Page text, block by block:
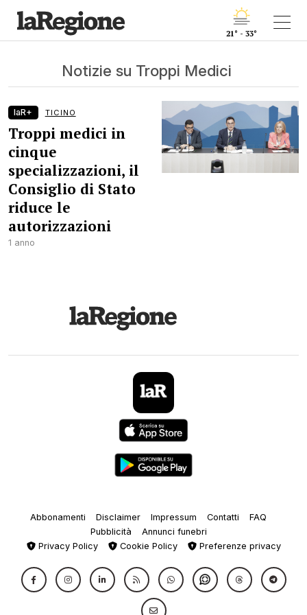
21° - 33°
Notizie su Troppi Medici
laR+ TICINO
Troppi medici in
cinque
specializzazioni, il
Consiglio di Stato
riduce le
autorizzazioni
1 anno
Abbonamenti Disclaimer Impressum Contatti
FAQ
Pubblicità
Annunci funebri
Privacy Policy
Cookie Policy Preferenze privacy